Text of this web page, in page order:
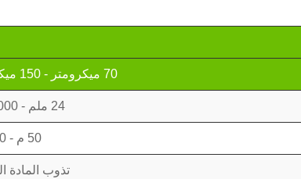
70 ميكرومتر - 150 ميكرومتر
24 ملم - 1000 ملم
50 م - 1500 م
تذوب المادة